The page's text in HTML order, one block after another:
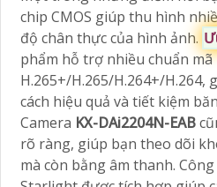
chip CMOS giúp thu hình
độ chân thực của hình ảnh.
phẩm hỗ trợ nhiều chuẩn
H.265+/H.265/H.264+/
cách hiệu quả và tiết kiệm
Camera KX-DAi2204N-EAB
rõ ràng, giúp bạn theo dõi
mà còn bằng âm thanh.